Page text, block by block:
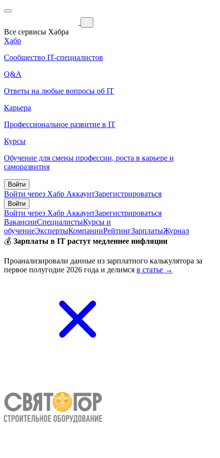
Все сервисы Хабра
Хабр
Сообщество IT-специалистов
Q&A
Ответы на любые вопросы об IT
Карьера
Профессиональное развитие в IT
Курсы
Обучение для смены профессии, роста в карьере и
саморазвития
Войти
Войти через Хабр АккаунтЗарегистрироваться
Войти
Войти через Хабр АккаунтЗарегистрироваться
ВакансииСпециалистыКурсы и
обучениеЭкспертыКомпанииРейтингЗарплатыЖурнал
💰 Зарплаты в IT растут медленнее инфляции
Проанализировали данные из зарплатного калькулятора за
первое полугодие 2026 года и делимся в статье →